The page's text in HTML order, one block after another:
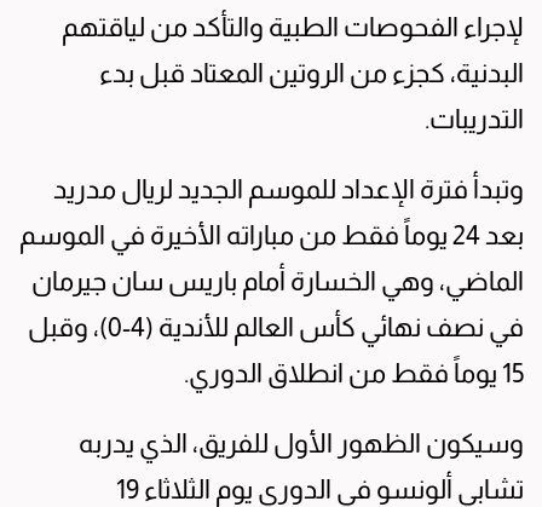
لإجراء الفحوصات الطبية والتأكد من لياقتهم
البدنية، كجزء من الروتين المعتاد قبل بدء
التدريبات.
وتبدأ فترة الإعداد للموسم الجديد لريال مدريد
بعد 24 يوماً فقط من مباراته الأخيرة في الموسم
الماضي، وهي الخسارة أمام باريس سان جيرمان
في نصف نهائي كأس العالم للأندية (4-0)، وقبل
15 يوماً فقط من انطلاق الدوري.
وسيكون الظهور الأول للفريق، الذي يدربه
تشابي ألونسو في الدوري يوم الثلاثاء 19